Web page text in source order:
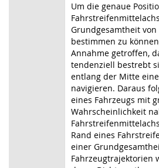
Um die genaue
Grundgesamtheit
bestimmen zu
Annahme getroffen,
tendenziell bestrebt
entlang der Mitte
navigieren. Daraus
eines Fahrzeugs mit
Wahrscheinlichkeit
Rand eines
einer
Fahrzeugtrajektorien